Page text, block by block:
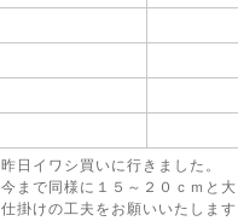
昨日イワシ買いに行きました。
今まで同様に１５～２０ｃｍと
仕掛けの工夫をお願いいたしま